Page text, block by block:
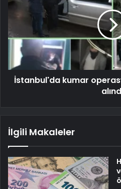
İstanbul'da kumar
İlgili Makaleler